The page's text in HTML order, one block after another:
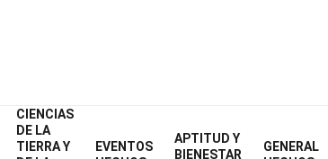
CIENCIAS
DE LA
TIERRA Y
EVENTOS
APTITUD Y
BIENESTAR
GENERAL
Home Mundo